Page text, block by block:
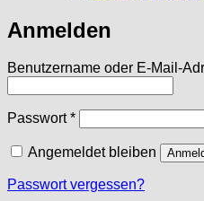
Anmelden
Benutzername oder E-Mail-
Passwort*Erforderlich
Angemeldet bleiben
Passwort vergessen?